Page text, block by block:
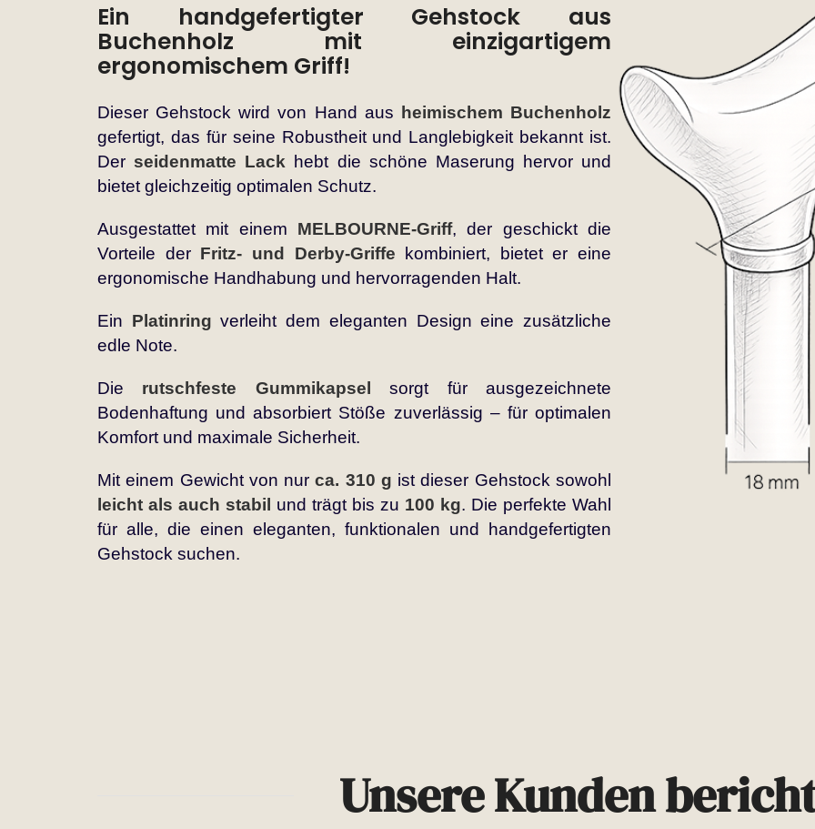
Ein handgefertigter Gehstock aus
Buchenholz mit einzigartigem
ergonomischem Griff!
Dieser Gehstock wird von Hand aus
heimischem Buchenholz
gefertigt, das für seine Robustheit und Langlebigkeit bekannt ist.
Der seidenmatte Lack hebt die schöne Maserung hervor und
bietet gleichzeitig optimalen Schutz.
Ausgestattet mit einem MELBOURNE-Griff, der geschickt die
Vorteile der Fritz- und Derby-Griffe kombiniert, bietet er eine
ergonomische Handhabung und hervorragenden Halt.
Ein Platinring verleiht dem eleganten Design eine zusätzliche
edle Note.
Die rutschfeste Gummikapsel
sorgt für ausgezeichnete
Bodenhaftung und absorbiert Stöße zuverlässig – für optimalen
Komfort und maximale Sicherheit.
Mit einem Gewicht von nurca. 310 g ist dieser Gehstock sowohl
leicht als auch stabil
und trägt bis zu 100 kg. Die perfekte Wahl
für alle, die einen eleganten, funktionalen und handgefertigten
Gehstock suchen.
Unsere Kunden